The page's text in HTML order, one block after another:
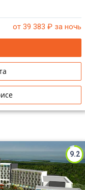
от 39 383 ₽ за ночь
9.2